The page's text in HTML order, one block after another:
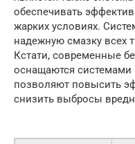
обеспечивать
жарких условиях.
надежную смазку всех
Кстати, современные
оснащаются
позволяют повысить
снизить выбросы